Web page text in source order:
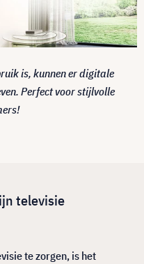
is, kunnen er digitale
Perfect voor stijlvolle
televisie
te zorgen, is het